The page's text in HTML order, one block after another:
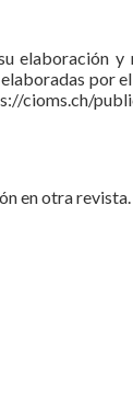
elaboración
en otra revista.